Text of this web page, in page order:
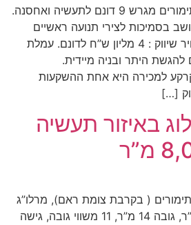
למכירה באיזור תעשיה תימורים מגרש 9 דונם לתעשיה ואחסנה.
בסמיכות לצירי תנועה ראשיים
ובקרבת נמל אשדוד. מחיר שיווק : 4 מליון ש”ח לדונם. עמלת
מתאים להגשת היתר ובניה מיידית.
למכירה היא אחת ההשקעות
[…]
באיזור תעשיה
( בקרבת צומת ראם), מרלו”ג
מודרני עצמאי, 8,000 מ”ר, גובה 14 מ”ר, 11 משווי גובה, גישה